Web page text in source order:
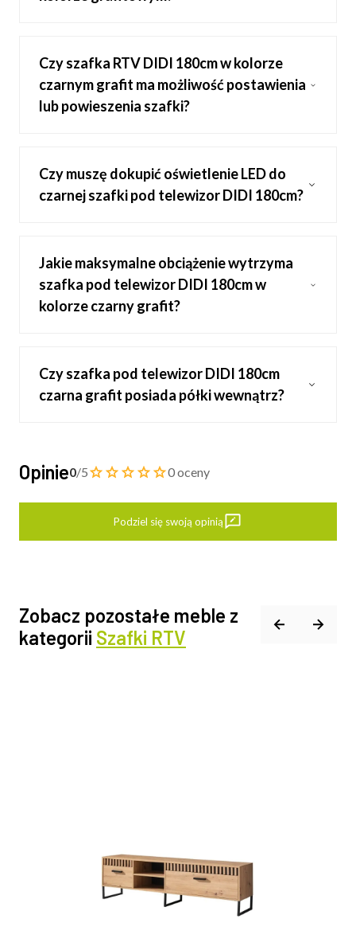
Czy szafka RTV DIDI 180cm w kolorze
czarnym grafit ma możliwość postawienia
lub powieszenia szafki?
Czy muszę dokupić oświetlenie LED do
czarnej szafki pod telewizor DIDI 180cm?
Jakie maksymalne obciążenie wytrzyma
szafka pod telewizor DIDI 180cm w
kolorze czarny grafit?
Czy szafka pod telewizor DIDI 180cm
czarna grafit posiada półki wewnątrz?
Opinie0/5 0 oceny
Podziel się swoją opinią
Zobacz pozostałe meble z
kategorii Szafki RTV